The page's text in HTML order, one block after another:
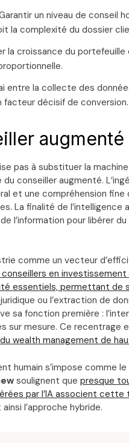
un niveau de conseil
la complexité du dossier
la croissance du portefeuille
entre la collecte des
facteur décisif de conversion.
augmenté
pas à substituer la
conseiller augmenté.
et une compréhension fine
La finalité de
l’information pour libérer du
comme un vecteur
en investissement
essentiels, permettant de
ou l’extraction de
sa fonction première :
sur mesure. Ce recentrage
wealth management de
humain s’impose comme
soulignent que presque
par l’IA associent cette
l’approche hybride.